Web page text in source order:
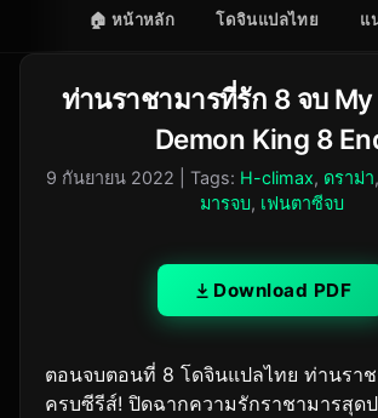
🏠 หน้าหลัก โดจินแปลไทย แ
ท่านราชามารที่รัก 8 จบ
Demon King 8
9 กันยายน 2022 | Tags: H-climax, ดราม่า,
มารจบ, เฟนตาซีจบ
Download PDF
ตอนจบตอนที่ 8 โดจินแปลไทย ท่านรา
ครบซีรีส์! ปิดฉากความรักราชามารสุด